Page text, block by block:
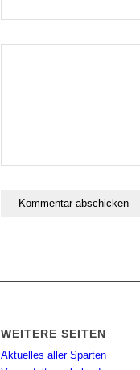
WEITERE SEITEN
Aktuelles aller Sparten